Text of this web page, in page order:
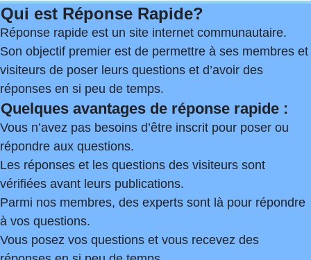
Qui est Réponse Rapide?
Réponse rapide est un site internet communautaire.
Son objectif premier est de permettre à ses membres et
visiteurs de poser leurs questions et d’avoir des
réponses en si peu de temps.
Quelques avantages de réponse rapide :
Vous n’avez pas besoins d’être inscrit pour poser ou
répondre aux questions.
Les réponses et les questions des visiteurs sont
vérifiées avant leurs publications.
Parmi nos membres, des experts sont là pour répondre
à vos questions.
Vous posez vos questions et vous recevez des